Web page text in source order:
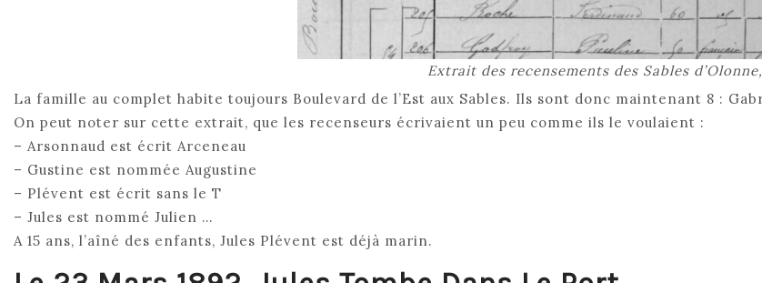
Extrait des recensements des Sables d’Olonne,
La famille au complet habite toujours Boulevard de l’Est aux Sables. Ils sont donc maintenant 8 :
On peut noter sur cette extrait, que les recenseurs écrivaient un peu comme ils le voulaient :
– Arsonnaud est écrit Arceneau
– Gustine est nommée Augustine
– Plévent est écrit sans le T
– Jules est nommé Julien …
A 15 ans, l’aîné des enfants, Jules Plévent est déjà marin.